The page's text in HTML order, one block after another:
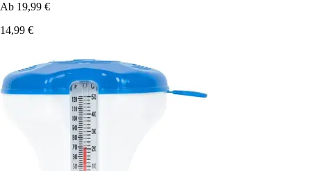
Ab 19,99 €
14,99 €